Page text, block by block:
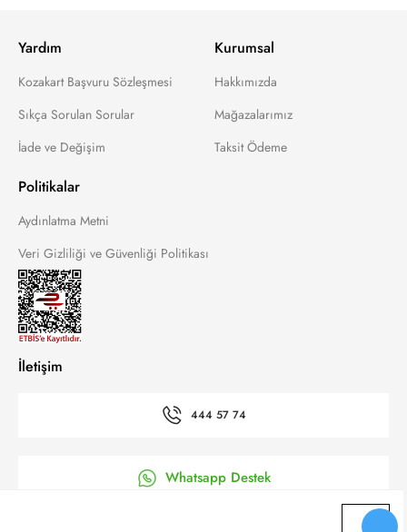
Yardım
Kozakart Başvuru Sözleşmesi
Sıkça Sorulan Sorular
İade ve Değişim
Kurumsal
Hakkımızda
Mağazalarımız
Taksit Ödeme
Politikalar
Aydınlatma Metni
Veri Gizliliği ve Güvenliği Politikası
İletişim
444 57 74
Whatsapp Destek